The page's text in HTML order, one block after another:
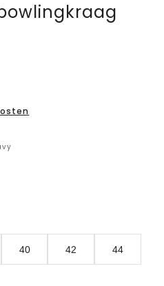
40 42 44